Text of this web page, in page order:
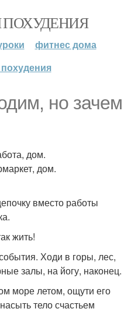
фитнес дома
но зачем
дом.
дом.
вместо работы
жить!
Ходи в горы, лес,
залы, на йогу, наконец.
море летом, ощути его
тело счастьем